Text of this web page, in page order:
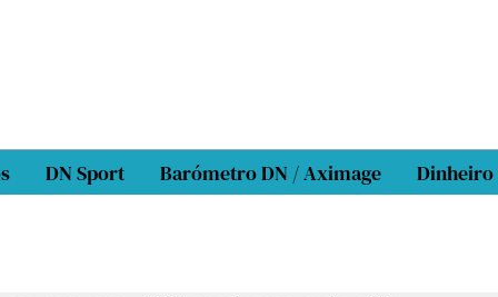
DN Sport Barómetro DN / Aximage Dinheiro